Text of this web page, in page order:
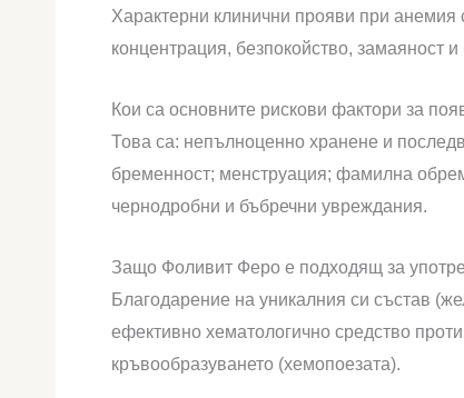
Характерни клинични прояви при
концентрация, безпокойство, замаяност и
Кои са основните рискови фактори за
Това са: непълноценно хранене и
бременност; менструация; фамилна
чернодробни и бъбречни увреждания.
Защо Фоливит Феро е подходящ за
Благодарение на уникалния си състав
ефективно хематологично средство
кръвообразуването (хемопоезата).